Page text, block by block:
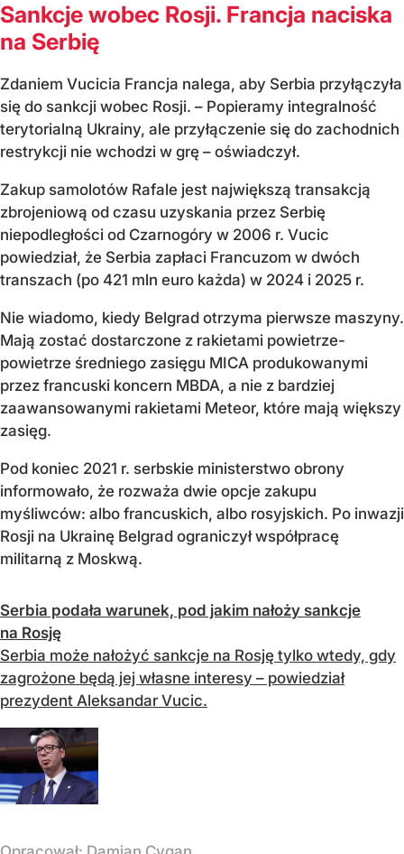
Sankcje wobec Rosji. Francja naciska
na Serbię
Zdaniem Vucicia Francja nalega, aby Serbia przyłączyła
się do sankcji wobec Rosji. – Popieramy integralność
terytorialną Ukrainy, ale przyłączenie się do zachodnich
restrykcji nie wchodzi w grę – oświadczył.
Zakup samolotów Rafale jest największą transakcją
zbrojeniową od czasu uzyskania przez Serbię
niepodległości od Czarnogóry w 2006 r. Vucic
powiedział, że Serbia zapłaci Francuzom w dwóch
transzach (po 421 mln euro każda) w 2024 i 2025 r.
Nie wiadomo, kiedy Belgrad otrzyma pierwsze maszyny.
Mają zostać dostarczone z rakietami powietrze-
powietrze średniego zasięgu MICA produkowanymi
przez francuski koncern MBDA, a nie z bardziej
zaawansowanymi rakietami Meteor, które mają większy
zasięg.
Pod koniec 2021 r. serbskie ministerstwo obrony
informowało, że rozważa dwie opcje zakupu
myśliwców: albo francuskich, albo rosyjskich. Po inwazji
Rosji na Ukrainę Belgrad ograniczył współpracę
militarną z Moskwą.
Serbia podała warunek, pod jakim nałoży sankcje
na Rosję
Serbia może nałożyć sankcje na Rosję tylko wtedy, gdy
zagrożone będą jej własne interesy – powiedział
prezydent Aleksandar Vucic.